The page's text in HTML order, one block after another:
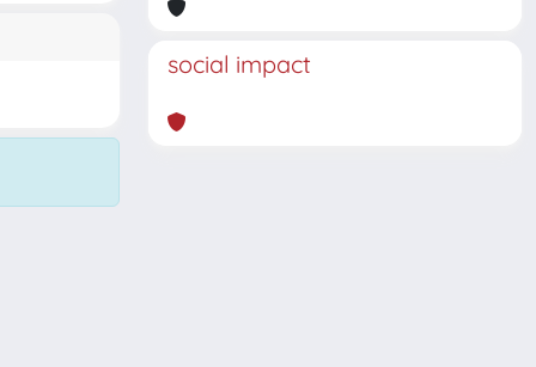
social impact